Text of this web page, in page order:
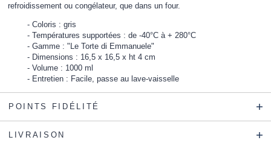
refroidissement ou congélateur, que dans un four.
Coloris : gris
Températures supportées : de -40°C à + 280°C
Gamme : "Le Torte di Emmanuele"
Dimensions : 16,5 x 16,5 x ht 4 cm
Volume : 1000 ml
Entretien : Facile, passe au lave-vaisselle
POINTS FIDÉLITÉ
LIVRAISON